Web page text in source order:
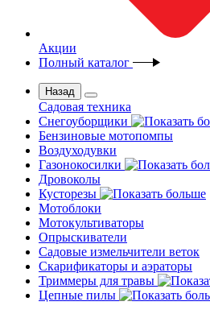
Акции
Полный каталог
Назад
Садовая техника
Снегоуборщики
Бензиновые мотопомпы
Воздуходувки
Газонокосилки
Дровоколы
Кусторезы
Мотоблоки
Мотокультиваторы
Опрыскиватели
Садовые измельчители веток
Скарификаторы и аэраторы
Триммеры для травы
Цепные пилы